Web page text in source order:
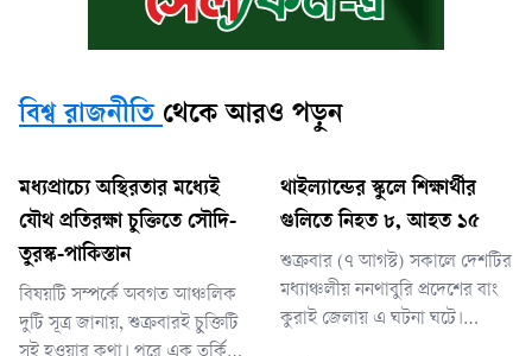
বিশ্ব রাজনীতি থেকে আরও পড়ুন
মধ্যপ্রাচ্যে অস্থিরতার মধ্যেই
যৌথ প্রতিরক্ষা চুক্তিতে সৌদি-
তুরস্ক-পাকিস্তান
বিষয়টি সম্পর্কে অবগত আঞ্চলিক
দুটি সূত্র জানায়, শুক্রবারই চুক্তিটি
থাইল্যান্ডের স্কুলে শিক্ষার্থীর
গুলিতে নিহত ৮, আহত ১৫
শুক্রবার (৭ আগস্ট) সকালে দেশটির
মধ্যাঞ্চলীয় ননথাবুরি প্রদেশের বাং
কুরাই জেলায় এ ঘটনা ঘটে।